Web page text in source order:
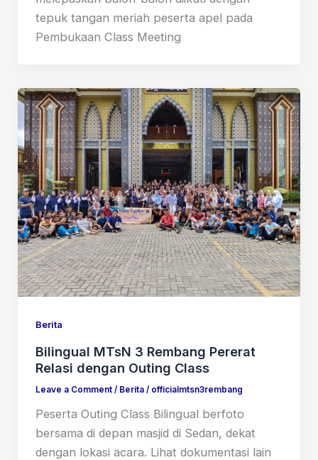
tepuk tangan meriah peserta apel pada
Pembukaan Class Meeting
Berita
Bilingual MTsN 3 Rembang Pererat
Relasi dengan Outing Class
Leave a Comment / Berita/ officialmtsn3rembang
Peserta Outing Class Bilingual berfoto
bersama di depan masjid di Sedan, dekat
dengan lokasi acara. Lihat dokumentasi lain